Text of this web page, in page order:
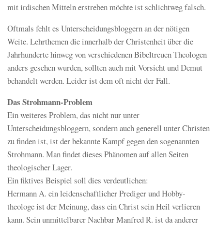
mit irdischen Mitteln erstreben möchte ist schlichtweg falsch.
Oftmals fehlt es Unterscheidungsbloggern an der nötigen
Weite. Lehrthemen die innerhalb der Christenheit über die
Jahrhunderte hinweg von verschiedenen Bibeltreuen Theologen
anders gesehen wurden, sollten auch mit Vorsicht und Demut
behandelt werden. Leider ist dem oft nicht der Fall.
Das Strohmann-Problem
Ein weiteres Problem, das nicht nur unter
Unterscheidungsbloggern, sondern auch generell unter Christen
zu finden ist, ist der bekannte Kampf gegen den sogenannten
Strohmann. Man findet dieses Phänomen auf allen Seiten
theologischer Lager.
Ein fiktives Beispiel soll dies verdeutlichen:
Hermann A. ein leidenschaftlicher Prediger und Hobby-
theologe ist der Meinung, dass ein Christ sein Heil verlieren
kann. Sein unmittelbarer Nachbar Manfred R. ist da anderer